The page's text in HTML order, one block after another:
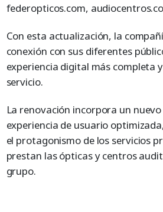
federopticos.com,
Con esta actualización, la
conexión con sus diferentes
experiencia digital más completa
servicio.
La renovación incorpora un
experiencia de usuario
el protagonismo de los servicios
prestan las ópticas y centros
grupo.